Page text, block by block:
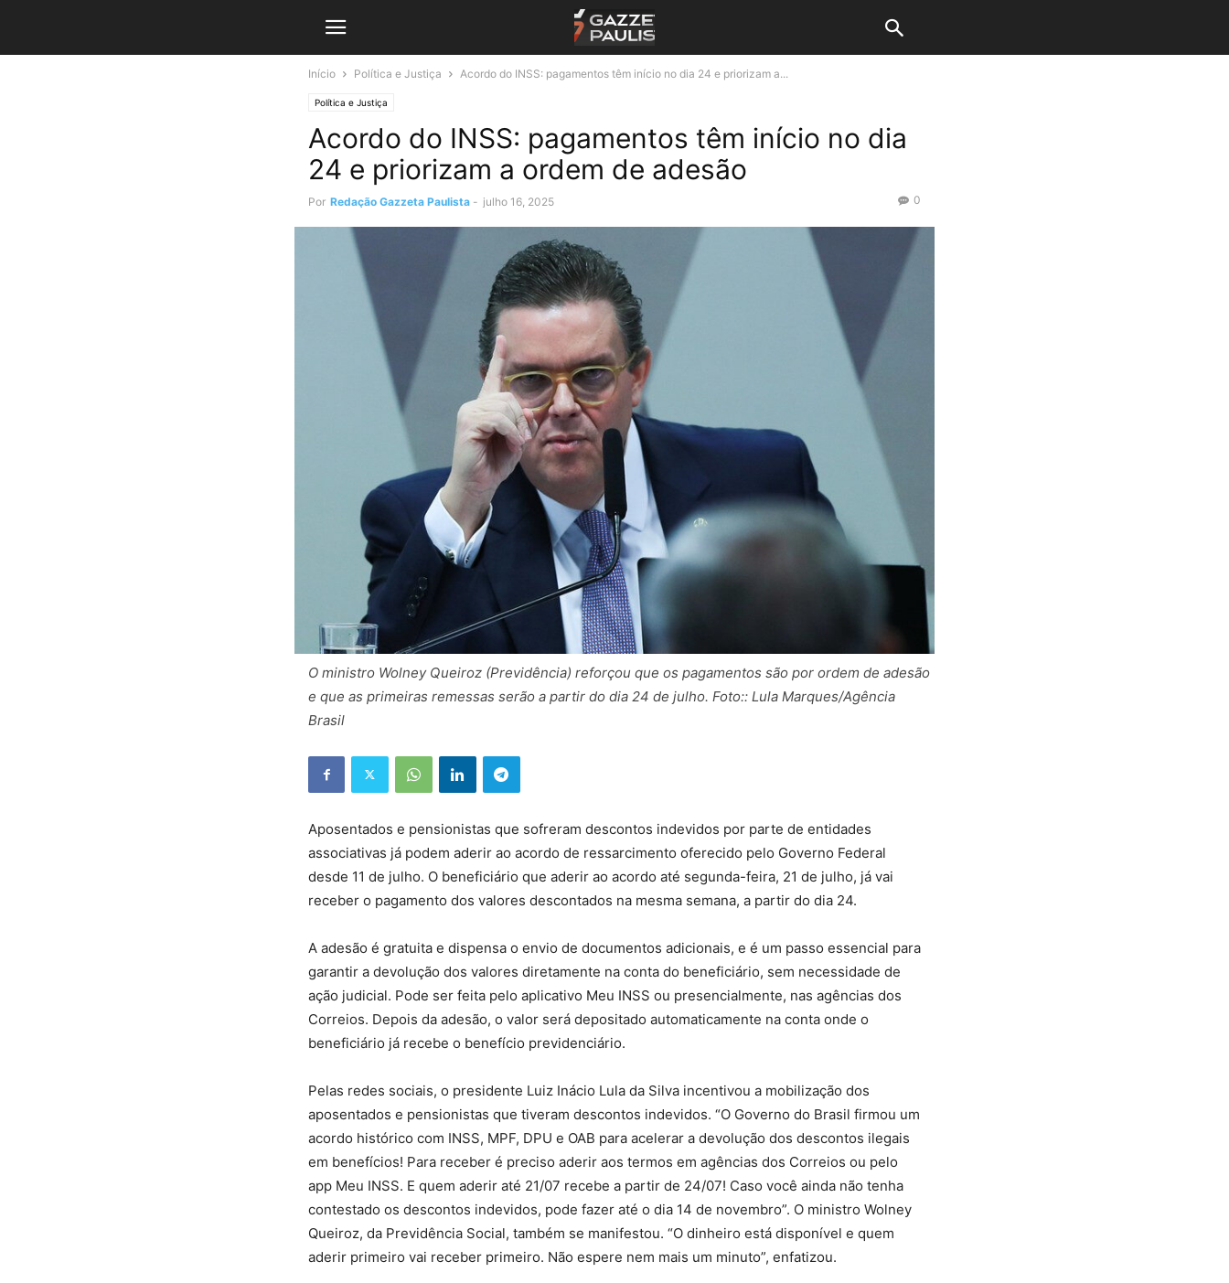
Início Política e Justiça Acordo do INSS: pagamentos têm início no dia 24 e priorizam a...
Política e Justiça
Acordo do INSS: pagamentos têm início no dia
24 e priorizam a ordem de adesão
Por Redação Gazzeta Paulista - julho 16, 2025 0
O ministro Wolney Queiroz (Previdência) reforçou que os pagamentos são por ordem de adesão
e que as primeiras remessas serão a partir do dia 24 de julho. Foto:: Lula Marques/Agência
Brasil
Aposentados e pensionistas que sofreram descontos indevidos por parte de entidades
associativas já podem aderir ao acordo de ressarcimento oferecido pelo Governo Federal
desde 11 de julho. O beneficiário que aderir ao acordo até segunda-feira, 21 de julho, já vai
receber o pagamento dos valores descontados na mesma semana, a partir do dia 24.
A adesão é gratuita e dispensa o envio de documentos adicionais, e é um passo essencial para
garantir a devolução dos valores diretamente na conta do beneficiário, sem necessidade de
ação judicial. Pode ser feita pelo aplicativo Meu INSS ou presencialmente, nas agências dos
Correios. Depois da adesão, o valor será depositado automaticamente na conta onde o
beneficiário já recebe o benefício previdenciário.
Pelas redes sociais, o presidente Luiz Inácio Lula da Silva incentivou a mobilização dos
aposentados e pensionistas que tiveram descontos indevidos. “O Governo do Brasil firmou um
acordo histórico com INSS, MPF, DPU e OAB para acelerar a devolução dos descontos ilegais
em benefícios! Para receber é preciso aderir aos termos em agências dos Correios ou pelo
app Meu INSS. E quem aderir até 21/07 recebe a partir de 24/07! Caso você ainda não tenha
contestado os descontos indevidos, pode fazer até o dia 14 de novembro”. O ministro Wolney
Queiroz, da Previdência Social, também se manifestou. “O dinheiro está disponível e quem
aderir primeiro vai receber primeiro. Não espere nem mais um minuto”, enfatizou.